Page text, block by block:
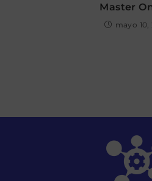
Master
mayo 10,